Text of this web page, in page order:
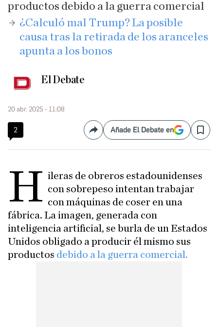
productos debido a la guerra comercial
​¿Calculó mal Trump? La posible
causa tras la retirada de los aranceles
apunta a los bonos
El Debate
20 abr. 2025 - 11:08
2 CompartirAñade El Debate en Save
H ileras de obreros estadounidenses
con sobrepeso intentan trabajar
con máquinas de coser en una
fábrica. La imagen, generada con
inteligencia artificial, se burla de un Estados
Unidos obligado a producir él mismo sus
productos debido a la guerra comercial.